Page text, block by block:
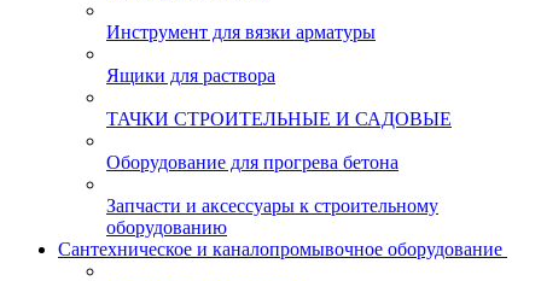
Инструмент для вязки арматуры
Ящики для раствора
ТАЧКИ СТРОИТЕЛЬНЫЕ И САДОВЫЕ
Оборудование для прогрева бетона
Запчасти и аксессуары к строительному
оборудованию
Сантехническое и каналопромывочное оборудование